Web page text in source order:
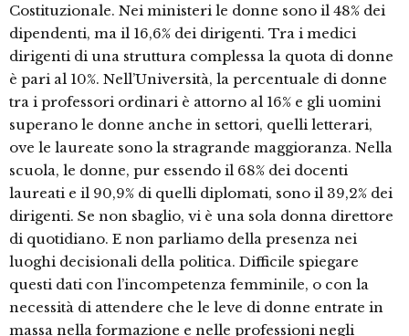
Costituzionale. Nei ministeri le donne sono il 48% dei
dipendenti, ma il 16,6% dei dirigenti. Tra i medici
dirigenti di una struttura complessa la quota di donne
è pari al 10%. Nell’Università, la percentuale di donne
tra i professori ordinari è attorno al 16% e gli uomini
superano le donne anche in settori, quelli letterari,
ove le laureate sono la stragrande maggioranza. Nella
scuola, le donne, pur essendo il 68% dei docenti
laureati e il 90,9% di quelli diplomati, sono il 39,2% dei
dirigenti. Se non sbaglio, vi è una sola donna direttore
di quotidiano. E non parliamo della presenza nei
luoghi decisionali della politica. Difficile spiegare
questi dati con l’incompetenza femminile, o con la
necessità di attendere che le leve di donne entrate in
massa nella formazione e nelle professioni negli